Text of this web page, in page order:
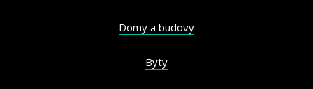
Domy a budovy
Byty